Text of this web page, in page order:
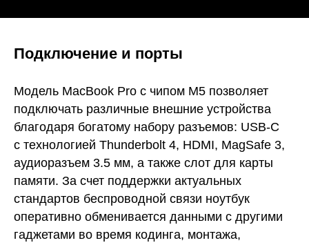
Подключение и порты
Модель MacBook Pro c чипом M5 позволяет
подключать различные внешние устройства
благодаря богатому набору разъемов: USB-C
с технологией Thunderbolt 4, HDMI, MagSafe 3,
аудиоразъем 3.5 мм, а также слот для карты
памяти. За счет поддержки актуальных
стандартов беспроводной связи ноутбук
оперативно обменивается данными с другими
гаджетами во время кодинга, монтажа,